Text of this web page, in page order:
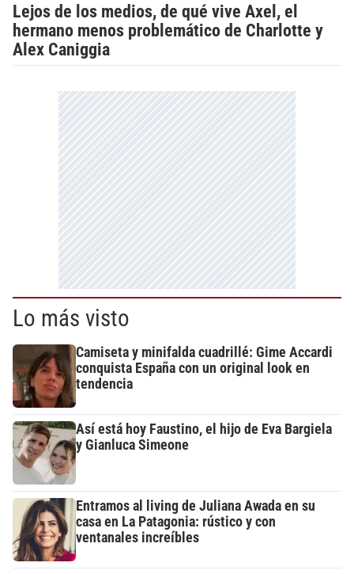
Lejos de los medios, de qué vive Axel, el
hermano menos problemático de Charlotte y
Alex Caniggia
Lo más visto
Camiseta y minifalda cuadrillé: Gime Accardi
conquista España con un original look en
tendencia
Así está hoy Faustino, el hijo de Eva Bargiela
y Gianluca Simeone
Entramos al living de Juliana Awada en su
casa en La Patagonia: rústico y con
ventanales increíbles